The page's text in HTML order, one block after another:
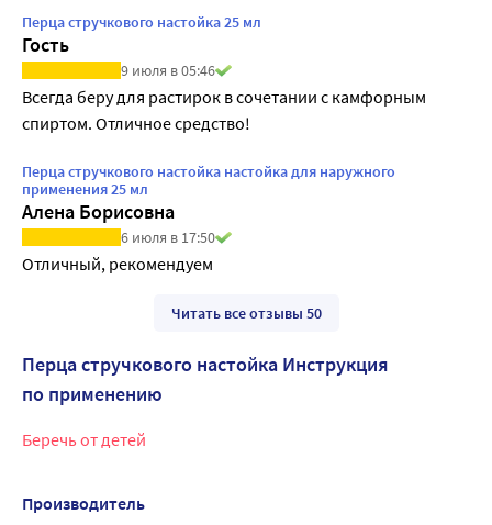
Перца стручкового настойка 25 мл
Гость
9 июля в 05:46
Всегда беру для растирок в сочетании с камфорным
спиртом. Отличное средство!
Перца стручкового настойка настойка для наружного
применения 25 мл
Алена Борисовна
6 июля в 17:50
Отличный, рекомендуем
Читать все отзывы 50
Перца стручкового настойка Инструкция
по применению
Беречь от детей
Производитель